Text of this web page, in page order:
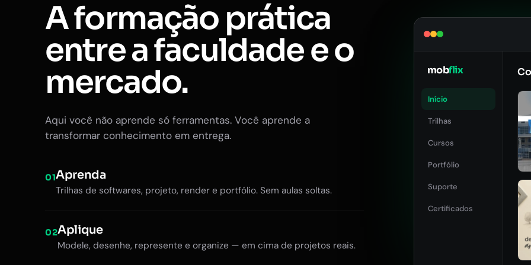
A formação prática
entre a faculdade e o
mercado.
Aqui você não aprende só ferramentas. Você aprende a
transformar conhecimento em entrega.
01Aprenda
Trilhas de softwares, projeto, render e portfólio. Sem aulas soltas.
02Aplique
Modele, desenhe, represente e organize — em cima de projetos reais.
mobflix
Início
Trilhas
Cursos
Portfólio
Suporte
Certificados